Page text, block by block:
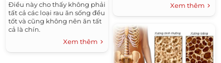
Điều này cho thấy không phải
tất cả các loại rau ăn sống đều
tốt và cũng không nên ăn tất
cả là chín.
Xem thêm
Xem thêm